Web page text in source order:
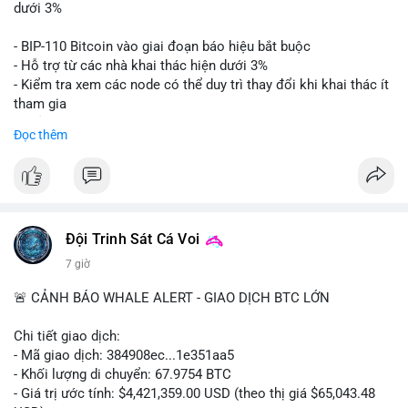
giá. Cần theo dõi sát sao bước tiếp theo của dòng tiền này.
Lời khuyên: Nhà đầu tư nhỏ lẻ nên thận trọng quan sát biến
động thanh khoản trong 24-48 giờ tới. Tránh hành động theo
cảm xúc, hãy chờ xác nhận điểm đến của số BTC này trước khi
điều chỉnh vị thế.
#556btc #36trusd
dưới 3%
- BIP-110 Bitcoin vào giai đoạn báo hiệu bắt buộc
- Hỗ trợ từ các nhà khai thác hiện dưới 3%
- Kiểm tra xem các node có thể duy trì thay đổi khi khai thác ít
tham gia
📰 Nguồn: Cointelegraph
Đọc thêm
Đội Trinh Sát Cá Voi
7 giờ
🚨 CẢNH BÁO WHALE ALERT - GIAO DỊCH BTC LỚN
Chi tiết giao dịch:
- Mã giao dịch: 384908ec...1e351aa5
- Khối lượng di chuyển: 67.9754 BTC
- Giá trị ước tính: $4,421,359.00 USD (theo thị giá $65,043.48